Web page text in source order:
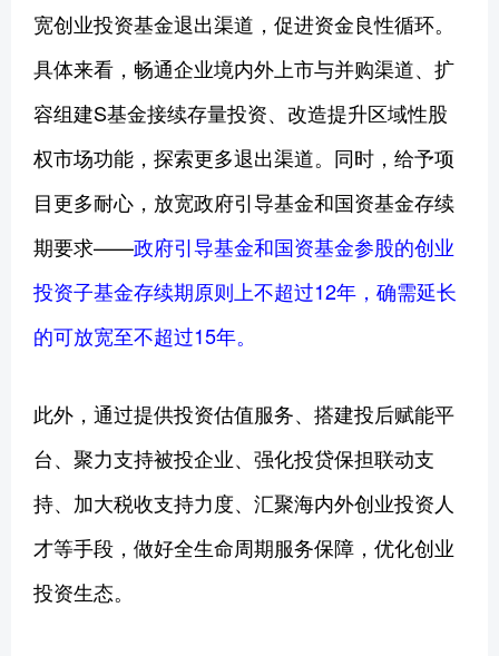
宽创业投资基金退出渠道，促进资金良性循环。
具体来看，畅通企业境内外上市与并购渠道、扩
容组建S基金接续存量投资、改造提升区域性股
权市场功能，探索更多退出渠道。同时，给予项
目更多耐心，放宽政府引导基金和国资基金存续
期要求——政府引导基金和国资基金参股的创业
投资子基金存续期原则上不超过12年，确需延长
的可放宽至不超过15年。
此外，通过提供投资估值服务、搭建投后赋能平
台、聚力支持被投企业、强化投贷保担联动支
持、加大税收支持力度、汇聚海内外创业投资人
才等手段，做好全生命周期服务保障，优化创业
投资生态。